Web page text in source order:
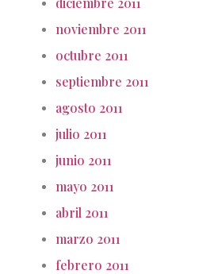
noviembre 2011
octubre 2011
septiembre 2011
agosto 2011
julio 2011
junio 2011
mayo 2011
abril 2011
marzo 2011
febrero 2011